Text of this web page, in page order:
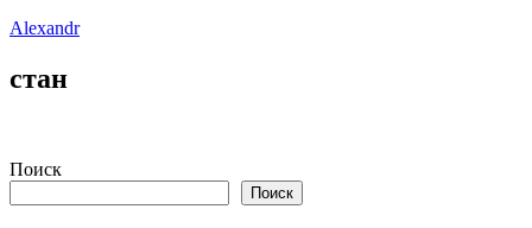
Alexandr
стан
Поиск
Поиск